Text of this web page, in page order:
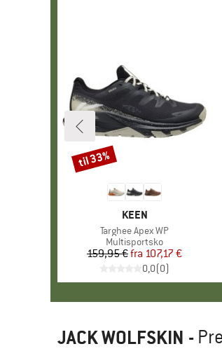
MÆRKE
KEEN
Artikel
Targhee Apex WP
Produktgruppe
Multisportsko
Pris
159,95 € Nedsat pris
fra 107,17 €
0,0(0)
Rabat
til 33%
JACK WOLFSKIN -